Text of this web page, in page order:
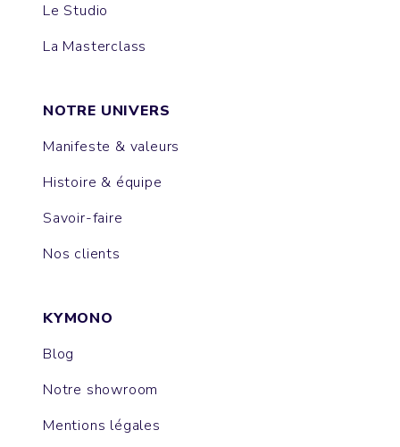
Le Studio
La Masterclass
NOTRE UNIVERS
Manifeste & valeurs
Histoire & équipe
Savoir-faire
Nos clients
KYMONO
Blog
Notre showroom
Mentions légales